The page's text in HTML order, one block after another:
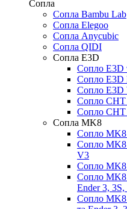
Сопла
Сопла Bambu Lab
Сопла Elegoo
Сопла Anycubic
Сопла QIDI
Сопла E3D
Сопло E3D
Сопло E3D
Сопло E3D
Сопло
Сопло CHT
Сопла MK8
Сопло
Сопло MK8
V3
Сопло MK8
Сопло MK8
Ender 3, 3S,
Сопло MK8